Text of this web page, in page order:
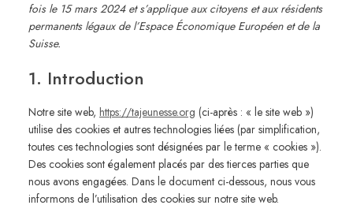
fois le 15 mars 2024 et s’applique aux citoyens et aux résidents
permanents légaux de l’Espace Économique Européen et de la
Suisse.
1. Introduction
Notre site web, https://tajeunesse.org (ci-après : « le site web »)
utilise des cookies et autres technologies liées (par simplification,
toutes ces technologies sont désignées par le terme « cookies »).
Des cookies sont également placés par des tierces parties que
nous avons engagées. Dans le document ci-dessous, nous vous
informons de l’utilisation des cookies sur notre site web.